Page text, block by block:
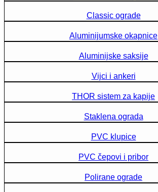
Classic ograde
Aluminijumske okapnice
Aluminijske saksije
Vijci i ankeri
THOR sistem za kapije
Staklena ograda
PVC klupice
PVC čepovi i pribor
Polirane ograde